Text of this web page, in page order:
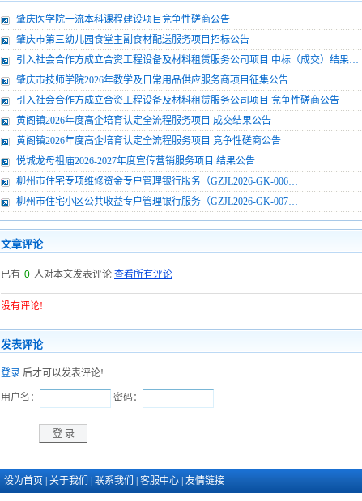
肇庆医学院一流本科课程建设项目竞争性磋商公告
肇庆市第三幼儿园食堂主副食材配送服务项目招标公告
引入社会合作方成立合资工程设备及材料租赁服务公司项目 中标（成交）结果…
肇庆市技师学院2026年教学及日常用品供应服务商项目征集公告
引入社会合作方成立合资工程设备及材料租赁服务公司项目 竞争性磋商公告
黄阁镇2026年度高企培育认定全流程服务项目 成交结果公告
黄阁镇2026年度高企培育认定全流程服务项目 竞争性磋商公告
悦城龙母祖庙2026-2027年度宣传营销服务项目 结果公告
柳州市住宅专项维修资金专户管理银行服务（GZJL2026-GK-006…
柳州市住宅小区公共收益专户管理银行服务（GZJL2026-GK-007…
文章评论
已有 0 人对本文发表评论 查看所有评论
没有评论!
发表评论
登录 后才可以发表评论!
用户名： 密码：
设为首页 关于我们 联系我们 客服中心 友情链接